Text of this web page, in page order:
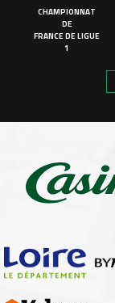
CHAMPIONNAT
DE
FRANCE DE LIGUE
1